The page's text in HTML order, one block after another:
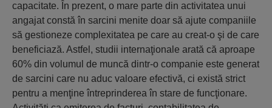
capacitate. În prezent, o mare parte din activitatea unui
angajat constă în sarcini menite doar să ajute companiile
să gestioneze complexitatea pe care au creat-o şi de care
beneficiază. Astfel, studii internaţionale arată că aproape
60% din volumul de muncă dintr-o companie este generat
de sarcini care nu aduc valoare efectivă, ci există strict
pentru a menţine întreprinderea în stare de funcţionare.